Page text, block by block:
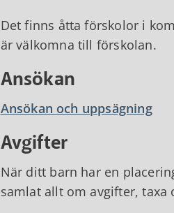
Det finns åtta förskolor i
är välkomna till förskolan.
Ansökan
Ansökan och uppsägning
Avgifter
När ditt barn har en
samlat allt om avgifter,